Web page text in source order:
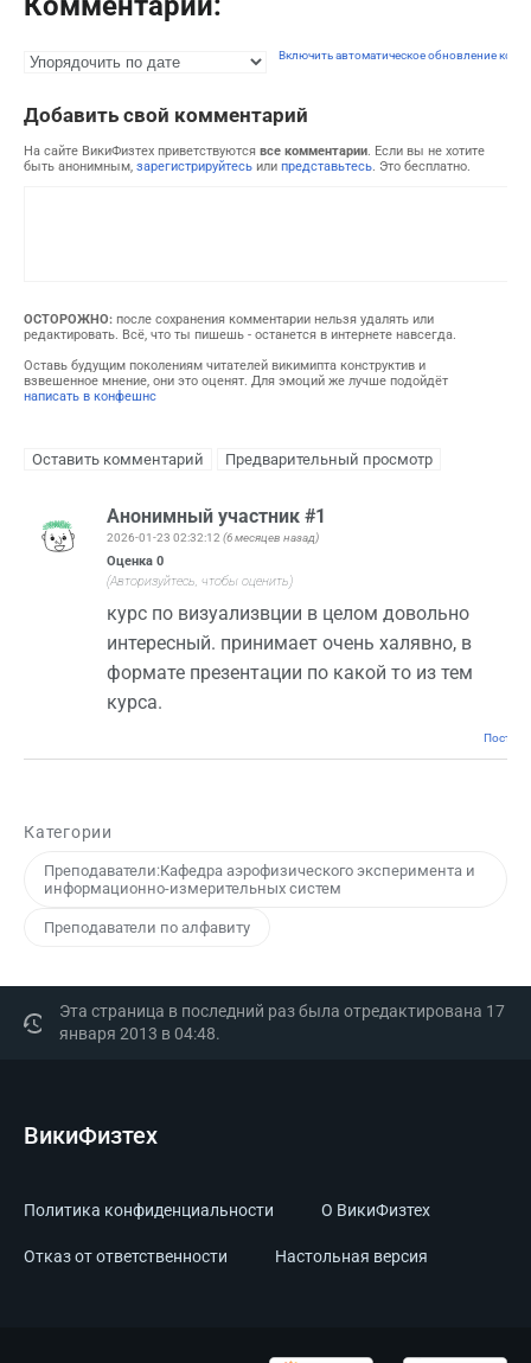
Включить автоматическое обновление
Добавить свой комментарий
На сайте ВикиФизтех приветствуются все комментарии. Если вы не хотите
быть анонимным, зарегистрируйтесь или представьтесь. Это бесплатно.
ОСТОРОЖНО: после сохранения комментарии нельзя удалять или
редактировать. Всё, что ты пишешь - останется в интернете навсегда.
Оставь будущим поколениям читателей викимипта конструктив и
взвешенное мнение, они это оценят. Для эмоций же лучше подойдёт
написать в конфешнс
Анонимный участник #1
2026-01-23 02:32:12 (6 месяцев назад)
Оценка 0
(Авторизуйтесь, чтобы оценить)
курс по визуализвции в целом довольно
интересный. принимает очень халявно, в
формате презентации по какой то из тем
курса.
Категории
Преподаватели:Кафедра аэрофизического эксперимента и
информационно-измерительных систем
Преподаватели по алфавиту
Эта страница в последний раз была отредактирована 17
января 2013 в 04:48.
ВикиФизтех
Политика конфиденциальности О ВикиФизтех
Отказ от ответственности Настольная версия